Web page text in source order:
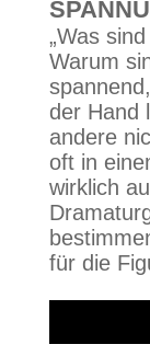
„Was
Warum
der Hand
andere
oft in
wirklich
für die